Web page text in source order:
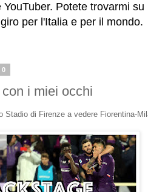
Potete trovarmi
per l'Italia e per il mondo.
i miei occhi
Stadio di Firenze a vedere Fiorentina-